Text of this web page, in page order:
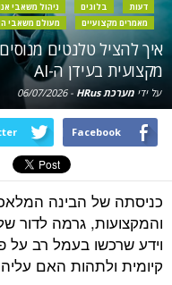
דעות בלוגים ניהול משאבי
מאמרים מקצועיים
מעולם משאבי
איך להציל טלנטים
מקצועית בעידן ה-AI
על ידי מערכת HRus -
06/07/2026
Facebook
כניסתה של הבינה
והמקצועות, גרמה לדור
וידע שרכשו בעמל רב על
קיומית ולתהות האם